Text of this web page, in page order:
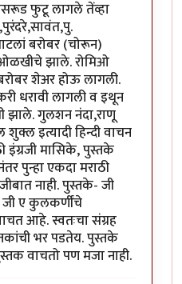
फुटू लागले तेंव्हा
बरोबर (चोरून)
झाले. रोमिओ
शेअर होऊ लागली.
धरावी लागली व इथून
झाले. गुलशन नंदा,राणू
शुक्ल इत्यादी हिन्दी वाचन
इंग्रजी मासिके, पुस्तके
पुन्हा एकदा मराठी
नाही. पुस्तके- जी
जी ए कुलकर्णींचे
आहे. स्वतःचा संग्रह
भर पडतेय. पुस्तके
वाचतो पण मजा नाही.